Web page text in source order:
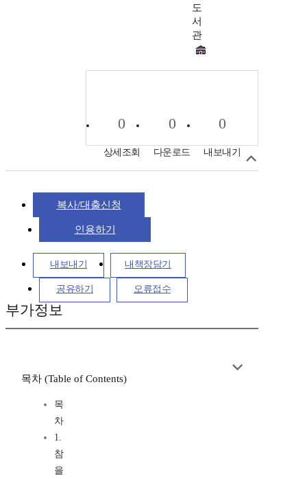
도
서
관
0
상세조회
0
다운로드
0
내보내기
복사/대출신청
인용하기
내보내기 내책장담기
공유하기 오류접수
부가정보
목차 (Table of Contents)
목
차
1.
참
을